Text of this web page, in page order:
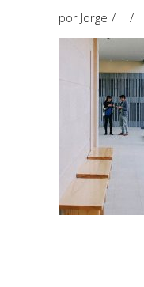
por Jorge